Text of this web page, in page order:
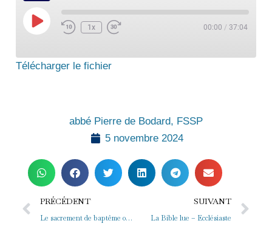
Episode
1x 00:00 / 37:04
Télécharger le fichier
abbé Pierre de Bodard, FSSP
5 novembre 2024
Précédent
PRÉCÉDENT
Le sacrement de baptême 03 – Les effets du baptême
SUIVANT
La Bible lue – Ecclésiaste